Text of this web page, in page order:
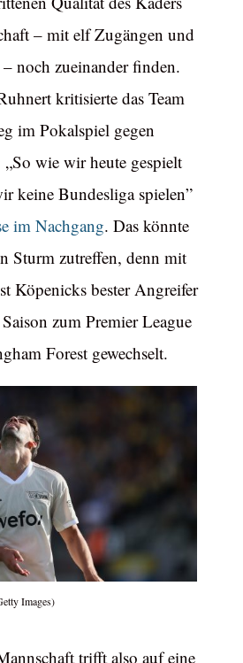
– mit elf Zugängen und
noch zueinander finden.
kritisierte das Team
im Pokalspiel gegen
wie wir heute gespielt
keine Bundesliga spielen”
im Nachgang. Das könnte
Sturm zutreffen, denn mit
Köpenicks bester Angreifer
zum Premier League
Forest gewechselt.
Images)
trifft also auf eine